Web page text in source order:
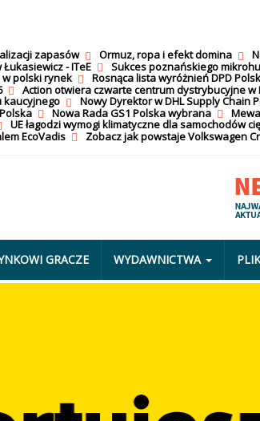
zapasów Ormuz, ropa i efekt domina
- ITeE Sukces poznańskiego
polski rynek Rosnąca lista wyróżnień DPD
Action otwiera czwarte centrum dystrybucyjne w
kaucyjnego Nowy Dyrektor w DHL Supply Chain
Nowa Rada GS1 Polska wybrana
UE łagodzi wymogi klimatyczne dla samochodów
EcoVadis Zobacz jak powstaje Volkswagen
GRACZE WYDAWNICTWA